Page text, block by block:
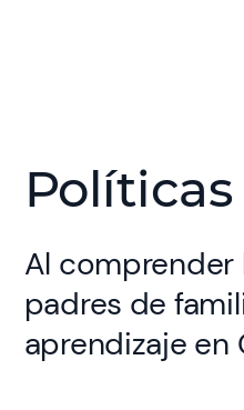
Políticas
Al comprender
padres de
aprendizaje en